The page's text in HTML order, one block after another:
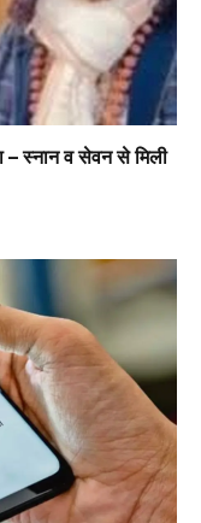
– स्नान व सेवन से मिली